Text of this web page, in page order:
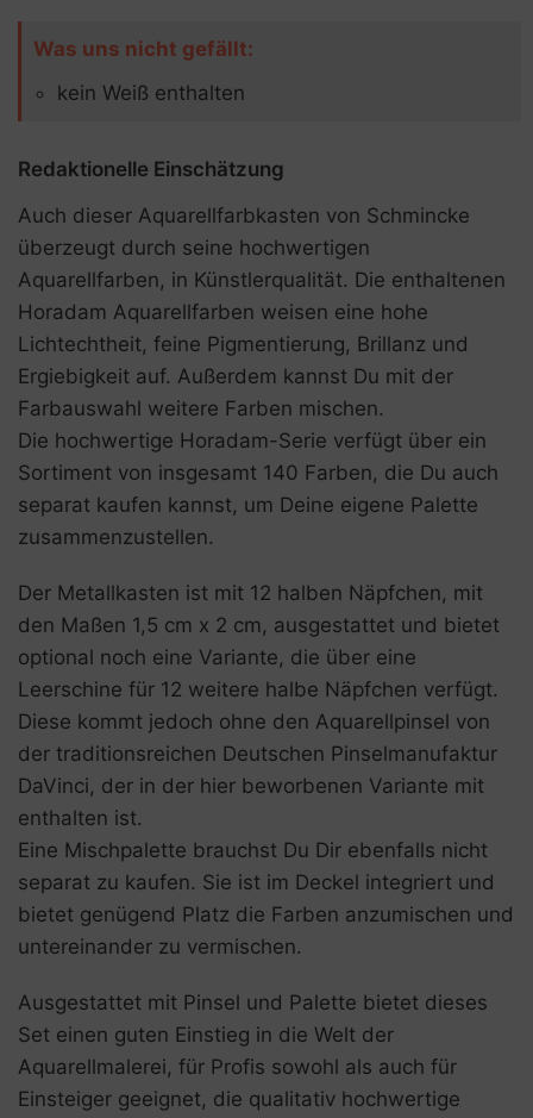
Was uns nicht gefällt:
kein Weiß enthalten
Redaktionelle Einschätzung
Auch dieser Aquarellfarbkasten von Schmincke
überzeugt durch seine hochwertigen
Aquarellfarben, in Künstlerqualität. Die enthaltenen
Horadam Aquarellfarben weisen eine hohe
Lichtechtheit, feine Pigmentierung, Brillanz und
Ergiebigkeit auf. Außerdem kannst Du mit der
Farbauswahl weitere Farben mischen.
Die hochwertige Horadam-Serie verfügt über ein
Sortiment von insgesamt 140 Farben, die Du auch
separat kaufen kannst, um Deine eigene Palette
zusammenzustellen.
Der Metallkasten ist mit 12 halben Näpfchen, mit
den Maßen 1,5 cm x 2 cm, ausgestattet und bietet
optional noch eine Variante, die über eine
Leerschine für 12 weitere halbe Näpfchen verfügt.
Diese kommt jedoch ohne den Aquarellpinsel von
der traditionsreichen Deutschen Pinselmanufaktur
DaVinci, der in der hier beworbenen Variante mit
enthalten ist.
Eine Mischpalette brauchst Du Dir ebenfalls nicht
separat zu kaufen. Sie ist im Deckel integriert und
bietet genügend Platz die Farben anzumischen und
untereinander zu vermischen.
Ausgestattet mit Pinsel und Palette bietet dieses
Set einen guten Einstieg in die Welt der
Aquarellmalerei, für Profis sowohl als auch für
Einsteiger geeignet, die qualitativ hochwertige